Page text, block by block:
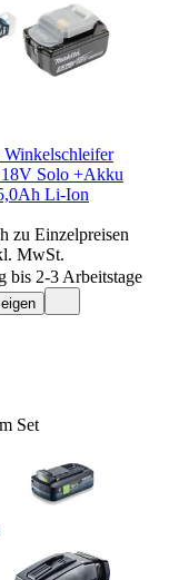
Winkelschleifer
Solo +Akku
Li-Ion
zu Einzelpreisen
MwSt.
bis 2-3 Arbeitstage
Set